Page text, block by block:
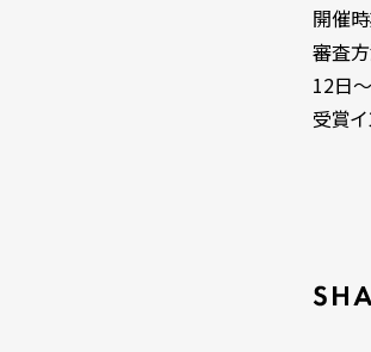
開催
審査方
12日
受賞イ